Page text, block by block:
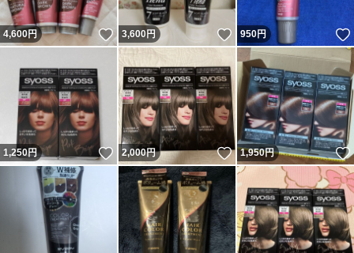
4,600円 いいね！
3,600円 いいね！
950円
1,250円 いいね！
2,000円 いいね！
1,950円